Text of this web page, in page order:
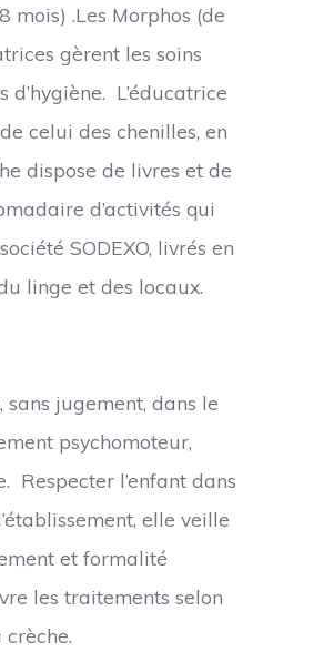
.Les Morphos (de
gèrent les soins
L’éducatrice
celui des chenilles, en
dispose de livres et de
d’activités qui
SODEXO, livrés en
linge et des locaux.
jugement, dans le
psychomoteur,
Respecter l’enfant dans
elle veille
et formalité
les traitements selon